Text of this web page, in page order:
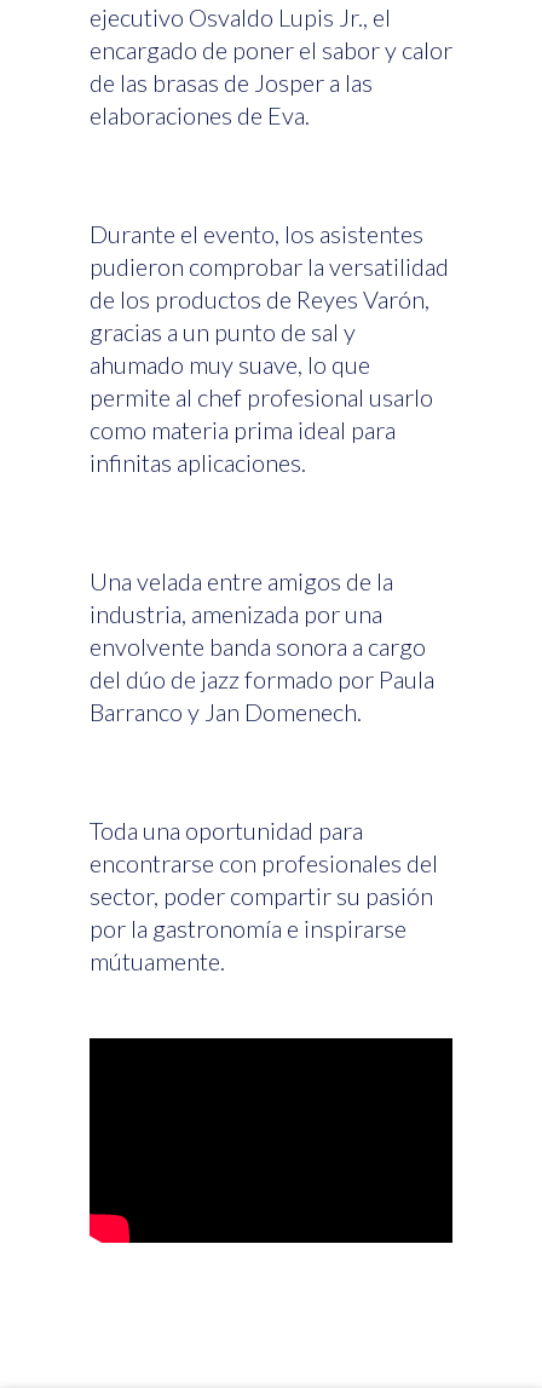
ejecutivo Osvaldo Lupis Jr., el
encargado de poner el sabor y calor
de las brasas de Josper a las
elaboraciones de Eva.
Durante el evento, los asistentes
pudieron comprobar la versatilidad
de los productos de Reyes Varón,
gracias a un punto de sal y
ahumado muy suave, lo que
permite al chef profesional usarlo
como materia prima ideal para
infinitas aplicaciones.
Una velada entre amigos de la
industria, amenizada por una
envolvente banda sonora a cargo
del dúo de jazz formado por Paula
Barranco y Jan Domenech.
Toda una oportunidad para
encontrarse con profesionales del
sector, poder compartir su pasión
por la gastronomía e inspirarse
mútuamente.